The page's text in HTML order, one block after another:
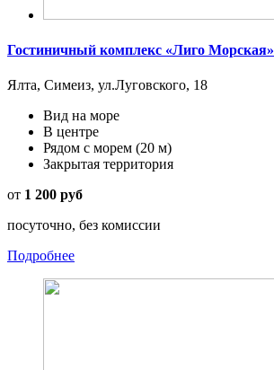
Гостиничный комплекс «Лиго Морская»
Ялта, Симеиз, ул.Луговского, 18
Вид на море
В центре
Рядом с морем (20 м)
Закрытая территория
от 1 200 руб
посуточно, без комиссии
Подробнее